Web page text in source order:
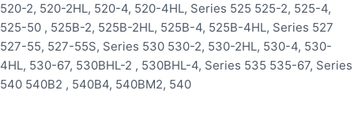
520-2, 520-2HL, 520-4, 520-4HL, Series 525 525-2, 525-4,
525-50 , 525B-2, 525B-2HL, 525B-4, 525B-4HL, Series 527
527-55, 527-55S, Series 530 530-2, 530-2HL, 530-4, 530-
4HL, 530-67, 530BHL-2 , 530BHL-4, Series 535 535-67, Series
540 540B2 , 540B4, 540BM2, 540